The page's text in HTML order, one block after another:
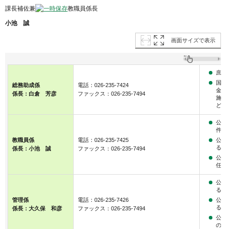
課長補佐兼 教職員係長
小池 誠
画面サイズで表示
総務助成係
係長：白倉 芳彦
電話：026-235-7424
ファックス：026-235-7494
庶
国
金
施
ど
教職員係
係長：小池 誠
電話：026-235-7425
ファックス：026-235-7494
公
件
公
る
公
任
管理係
係長：大久保 和彦
電話：026-235-7426
ファックス：026-235-7494
公
る
公
る
公
の